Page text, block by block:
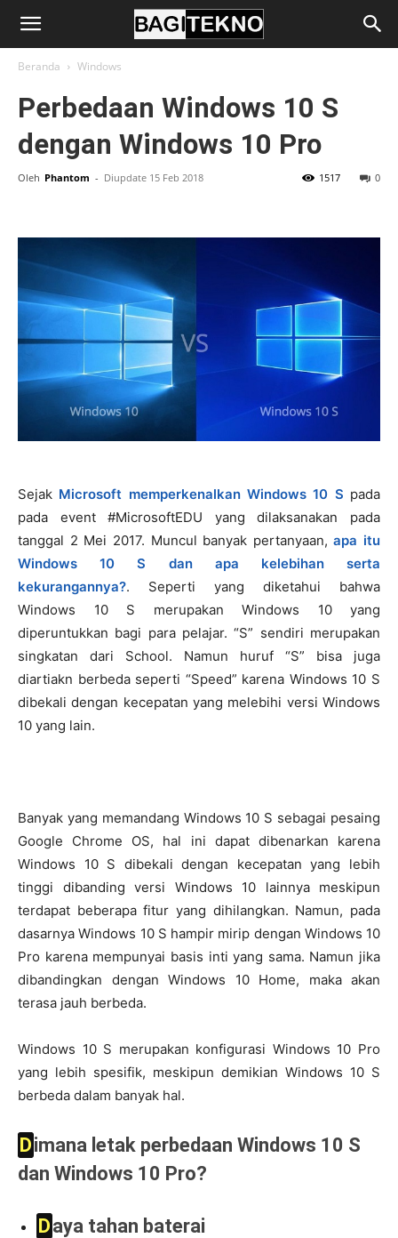
BagiTekno
Beranda Windows
Perbedaan Windows 10 S
dengan Windows 10 Pro
Oleh Phantom - Diupdate 15 Feb 2018 0
1517
Sejak Microsoft memperkenalkan Windows 10 S pada
pada event #MicrosoftEDU yang dilaksanakan pada
tanggal 2 Mei 2017. Muncul banyak pertanyaan,apa itu
Windows 10 S dan apa kelebihan serta
kekurangannya?. Seperti yang diketahui bahwa
Windows 10 S merupakan Windows 10 yang
diperuntukkan bagi para pelajar. “S” sendiri merupakan
singkatan dari School. Namun huruf “S” bisa juga
diartiakn berbeda seperti “Speed” karena Windows 10 S
dibekali dengan kecepatan yang melebihi versi Windows
10 yang lain.
Banyak yang memandang Windows 10 S sebagai pesaing
Google Chrome OS, hal ini dapat dibenarkan karena
Windows 10 S dibekali dengan kecepatan yang lebih
tinggi dibanding versi Windows 10 lainnya meskipun
terdapat beberapa fitur yang dihilangkan. Namun, pada
dasarnya Windows 10 S hampir mirip dengan Windows 10
Pro karena mempunyai basis inti yang sama. Namun jika
dibandingkan dengan Windows 10 Home, maka akan
terasa jauh berbeda.
Windows 10 S merupakan konfigurasi Windows 10 Pro
yang lebih spesifik, meskipun demikian Windows 10 S
berbeda dalam banyak hal.
Dimana letak perbedaan Windows 10 S
dan Windows 10 Pro?
Daya tahan baterai